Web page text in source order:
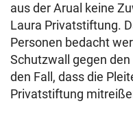
aus der Arual keine
Laura Privatstiftung.
Personen bedacht
Schutzwall gegen
den Fall, dass die
Privatstiftung